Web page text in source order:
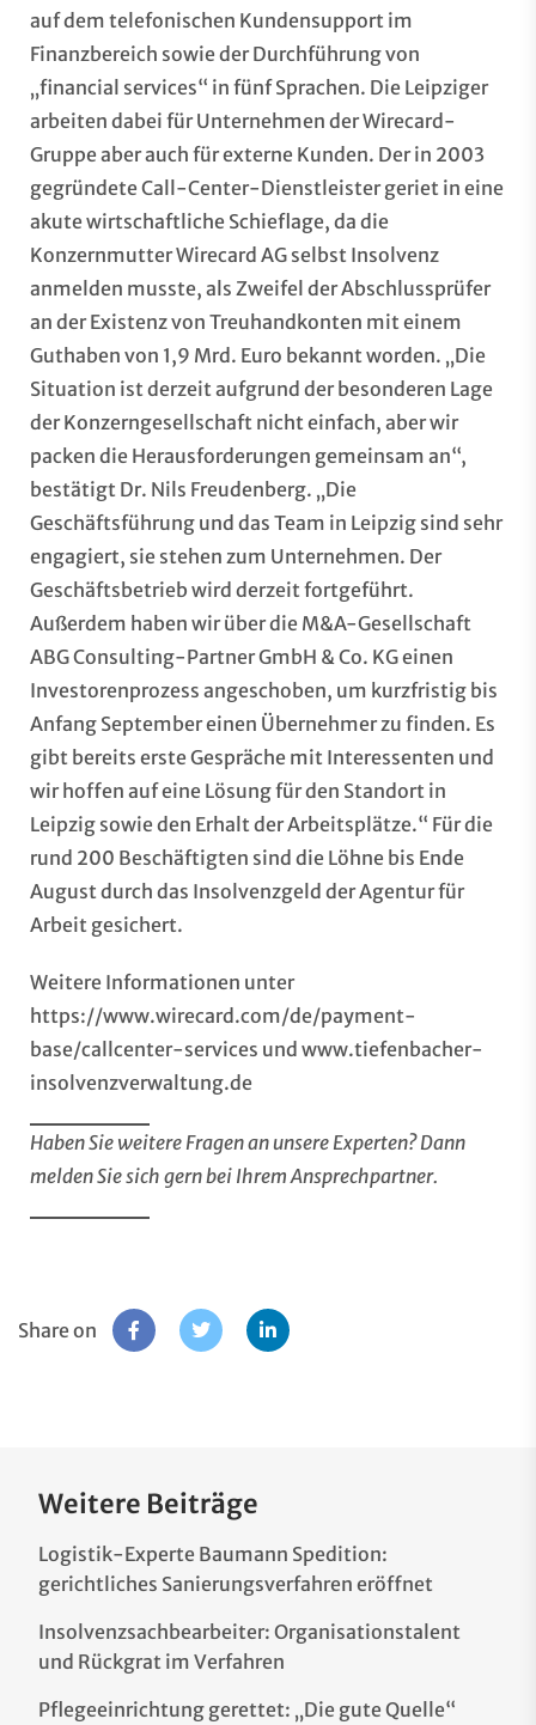
auf dem telefonischen Kundensupport im
Finanzbereich sowie der Durchführung von
„financial services“ in fünf Sprachen. Die Leipziger
arbeiten dabei für Unternehmen der Wirecard-
Gruppe aber auch für externe Kunden. Der in 2003
gegründete Call-Center-Dienstleister geriet in eine
akute wirtschaftliche Schieflage, da die
Konzernmutter Wirecard AG selbst Insolvenz
anmelden musste, als Zweifel der Abschlussprüfer
an der Existenz von Treuhandkonten mit einem
Guthaben von 1,9 Mrd. Euro bekannt worden. „Die
Situation ist derzeit aufgrund der besonderen Lage
der Konzerngesellschaft nicht einfach, aber wir
packen die Herausforderungen gemeinsam an“,
bestätigt Dr. Nils Freudenberg. „Die
Geschäftsführung und das Team in Leipzig sind sehr
engagiert, sie stehen zum Unternehmen. Der
Geschäftsbetrieb wird derzeit fortgeführt.
Außerdem haben wir über die M&A-Gesellschaft
ABG Consulting-Partner GmbH & Co. KG einen
Investorenprozess angeschoben, um kurzfristig bis
Anfang September einen Übernehmer zu finden. Es
gibt bereits erste Gespräche mit Interessenten und
wir hoffen auf eine Lösung für den Standort in
Leipzig sowie den Erhalt der Arbeitsplätze.“ Für die
rund 200 Beschäftigten sind die Löhne bis Ende
August durch das Insolvenzgeld der Agentur für
Arbeit gesichert.
Weitere Informationen unter
https://www.wirecard.com/de/payment-
base/callcenter-services und www.tiefenbacher-
insolvenzverwaltung.de
Haben Sie weitere Fragen an unsere Experten? Dann
melden Sie sich gern bei Ihrem Ansprechpartner.
Share on
Weitere Beiträge
Logistik-Experte Baumann Spedition:
gerichtliches Sanierungsverfahren eröffnet
Insolvenzsachbearbeiter: Organisationstalent
und Rückgrat im Verfahren
Pflegeeinrichtung gerettet: „Die gute Quelle“